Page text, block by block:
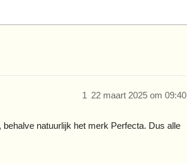
22 maart 2025 om 09:40
1
natuurlijk het merk Perfecta. Dus alle